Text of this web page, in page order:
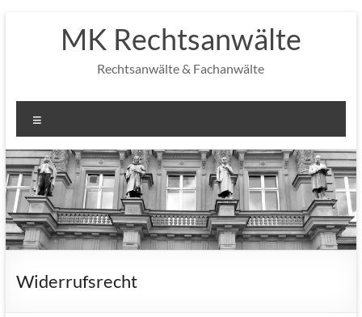
MK Rechtsanwälte
Rechtsanwälte & Fachanwälte
Widerrufsrecht